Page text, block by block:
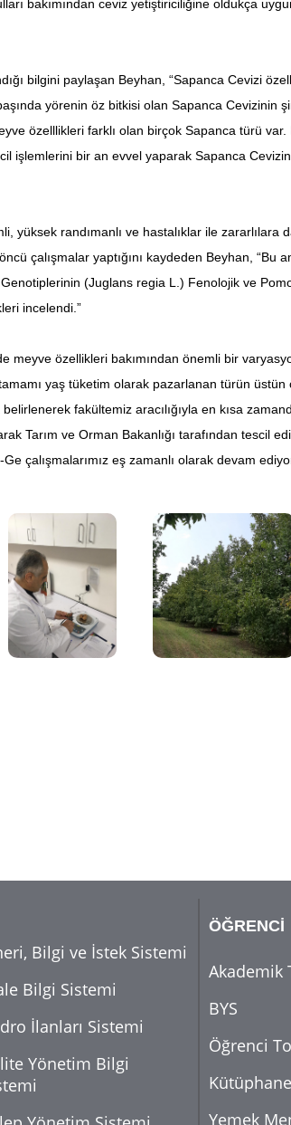
bakımından ceviz yetiştiriciliğine oldukça
bilgini paylaşan Beyhan, “Sapanca Cevizi
yörenin öz bitkisi olan Sapanca Cevizinin
özelllikleri farklı olan birçok Sapanca türü
işlemlerini bir an evvel yaparak Sapanca
randımanlı ve hastalıklar ile zararlılara
çalışmalar yaptığını kaydeden Beyhan, “Bu
(Juglans regia L.) Fenolojik ve
incelendi.”
meyve özellikleri bakımından önemli bir
yaş tüketim olarak pazarlanan türün
fakültemiz aracılığıyla en kısa
Tarım ve Orman Bakanlığı tarafından tescil
çalışmalarımız eş zamanlı olarak devam
Bilgi ve İstek Sistemi
Bilgi Sistemi
İlanları Sistemi
Yönetim Bilgi
ÖĞRENCİ
Akademik
BYS
Öğrenci
Kütüphane
Yemek